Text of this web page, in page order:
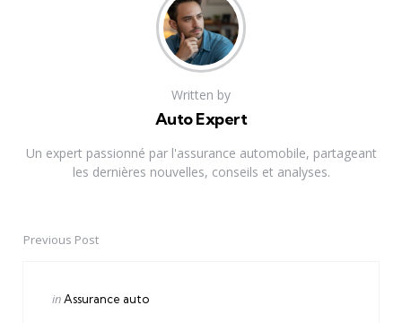
Written by
Auto Expert
Un expert passionné par l'assurance automobile, partageant
les dernières nouvelles, conseils et analyses.
PostPrevious Post
Posted
inAssurance auto